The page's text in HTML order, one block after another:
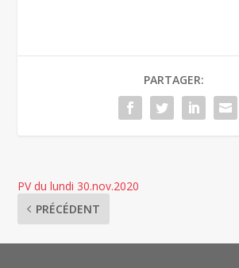
PARTAGER:
PV du lundi 30.nov.2020
PRÉCÉDENT